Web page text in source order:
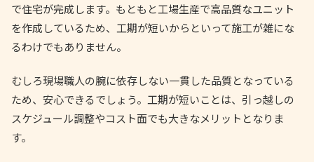
で住宅が完成します。もともと工場生産で高品質なユニット
を作成しているため、工期が短いからといって施工が雑にな
るわけでもありません。
むしろ現場職人の腕に依存しない一貫した品質となっている
ため、安心できるでしょう。工期が短いことは、引っ越しの
スケジュール調整やコスト面でも大きなメリットとなりま
す。